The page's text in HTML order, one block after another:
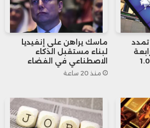
السحابية إلى 18 مليار دولار في السنة المالية
2026، مع استمرار نمو الإيرادات لتصل إلى 32
ملياراً، و73 ملياراً، و114 ملياراً، و144 مليار دولار
التالية، ما يعكس قوة الطلب
تمدد
1.073
ماسك يراهن على إنفيديا
لبناء مستقبل الذكاء
الاصطناعي في الفضاء
منذ 20 ساعة